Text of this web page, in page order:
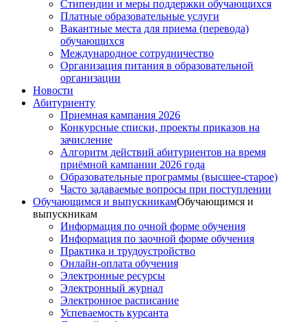
Стипендии и меры поддержки обучающихся
Платные образовательные услуги
Вакантные места для приема (перевода)
обучающихся
Международное сотрудничество
Организация питания в образовательной
организации
Новости
Абитуриенту
Приемная кампания 2026
Конкурсные списки, проекты приказов на
зачисление
Алгоритм действий абитуриентов на время
приёмной кампании 2026 года
Образовательные программы (высшее-старое)
Часто задаваемые вопросы при поступлении
Обучающимся и выпускникамОбучающимся и
выпускникам
Информация по очной форме обучения
Информация по заочной форме обучения
Практика и трудоустройство
Онлайн-оплата обучения
Электронные ресурсы
Электронный журнал
Электронное расписание
Успеваемость курсанта